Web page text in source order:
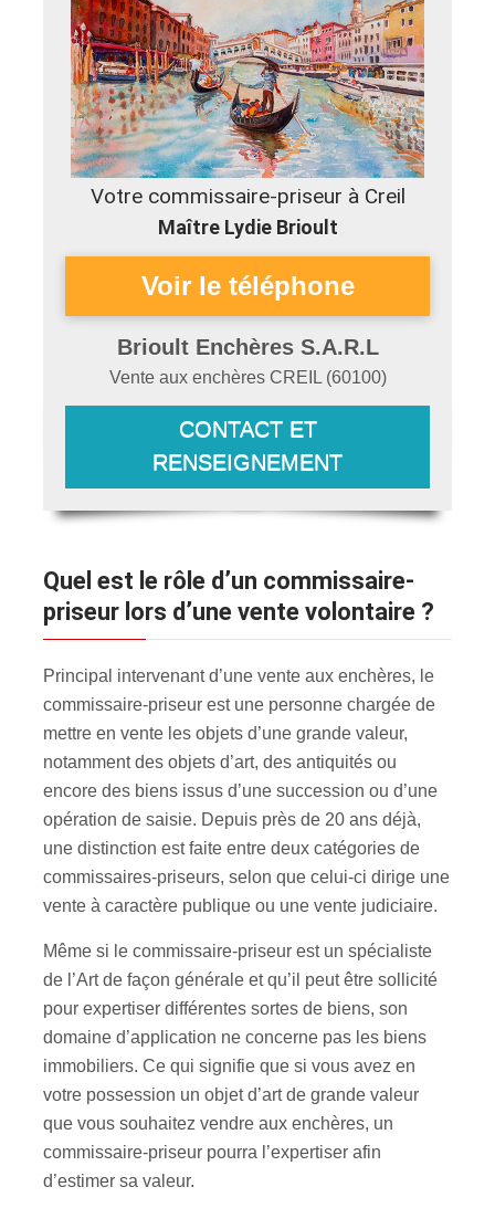
Votre commissaire-priseur à Creil
Maître Lydie Brioult
Brioult Enchères S.A.R.L
Vente aux enchères CREIL(60100)
CONTACT ET
RENSEIGNEMENT
Quel est le rôle d’un commissaire-
priseur lors d’une vente volontaire ?
Principal intervenant d’une vente aux enchères, le
commissaire-priseur est une personne chargée de
mettre en vente les objets d’une grande valeur,
notamment des objets d’art, des antiquités ou
encore des biens issus d’une succession ou d’une
opération de saisie. Depuis près de 20 ans déjà,
une distinction est faite entre deux catégories de
commissaires-priseurs, selon que celui-ci dirige une
vente à caractère publique ou une vente judiciaire.
Même si le commissaire-priseur est un spécialiste
de l’Art de façon générale et qu’il peut être sollicité
pour expertiser différentes sortes de biens, son
domaine d’application ne concerne pas les biens
immobiliers. Ce qui signifie que si vous avez en
votre possession un objet d’art de grande valeur
que vous souhaitez vendre aux enchères, un
commissaire-priseur pourra l’expertiser afin
d’estimer sa valeur.